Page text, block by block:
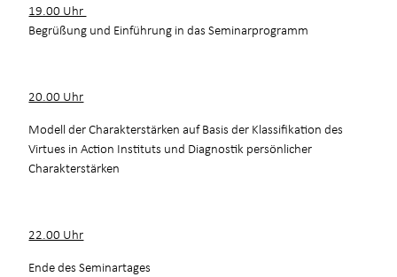
19.00 Uhr
Begrüßung und Einführung in das Seminarprogramm
20.00 Uhr
Modell der Charakterstärken auf Basis der Klassifikation des
Virtues in Action Instituts und Diagnostik persönlicher
Charakterstärken
22.00 Uhr
Ende des Seminartages